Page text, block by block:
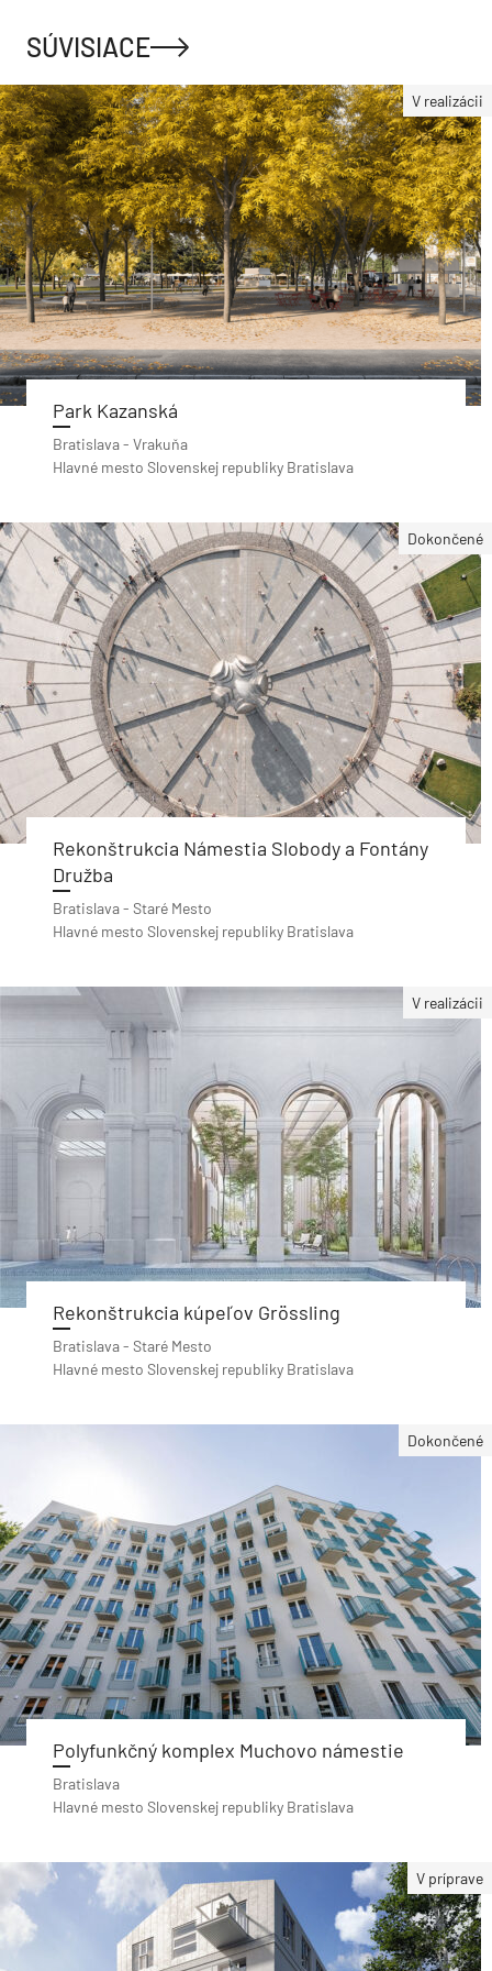
SÚVISIACE
V realizácii
Park Kazanská
Bratislava - Vrakuňa
Hlavné mesto Slovenskej republiky Bratislava
Dokončené
Rekonštrukcia Námestia Slobody a Fontány
Družba
Bratislava - Staré Mesto
Hlavné mesto Slovenskej republiky Bratislava
V realizácii
Rekonštrukcia kúpeľov Grössling
Bratislava - Staré Mesto
Hlavné mesto Slovenskej republiky Bratislava
Dokončené
Polyfunkčný komplex Muchovo námestie
Bratislava
Hlavné mesto Slovenskej republiky Bratislava
V príprave